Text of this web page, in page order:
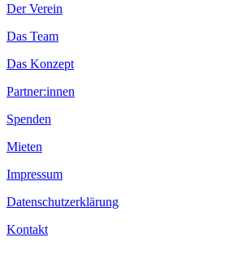
Der Verein
Das Team
Das Konzept
Partner:innen
Spenden
Mieten
Impressum
Datenschutzerklärung
Kontakt